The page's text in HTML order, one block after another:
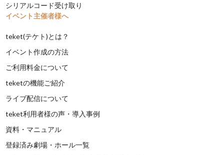
シリアルコード受け取り
イベント主催者様へ
teket(テケト)とは？
イベント作成の方法
ご利用料金について
teketの機能ご紹介
ライブ配信について
teket利用者様の声・導入事例
資料・マニュアル
登録済み劇場・ホール一覧